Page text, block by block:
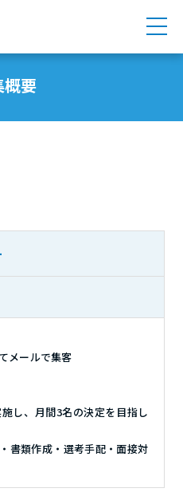
情報
概要
メールで集客
し、月間3名の決定を目指し
書類作成・選考手配・面接対